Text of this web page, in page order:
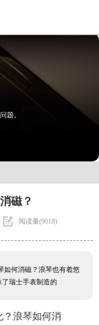
题。
磁？
 阅读量(9018)
如何消磁？浪琴也有着悠
瑞士手表制造的
？浪琴如何消